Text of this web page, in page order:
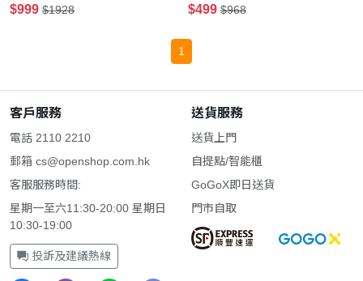
$999 $1928 $499 $968
1
客戶服務
電話 2110 2210
郵箱 cs@openshop.com.hk
客服服務時間:
星期一至六11:30-20:00 星期日
10:30-19:00
投訴及建議熱線
送貨服務
送貨上門
自提點/智能櫃
GoGoX即日送貨
門市自取